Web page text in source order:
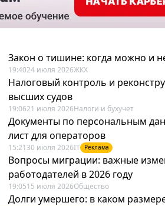
Закон о тишине: когда можно и
19:4024 июля 2026ЖКХ
Налоговый контроль и
высших судов
19:0621 июля 2026Налоги и бухучет
Документы по персональным
лист для операторов
15:21 30 июля 2026IT Реклама
Вопросы миграции: важные
работодателей в 2026 году
19:0515 июля 2026Общество
Долги умершего: в каком